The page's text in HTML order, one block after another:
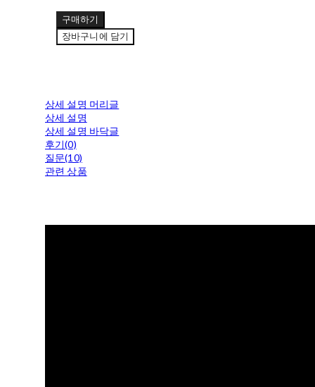
구매하기
장바구니에 담기
상세 설명 머리글
상세 설명
상세 설명 바닥글
후기(0)
질문(10)
관련 상품